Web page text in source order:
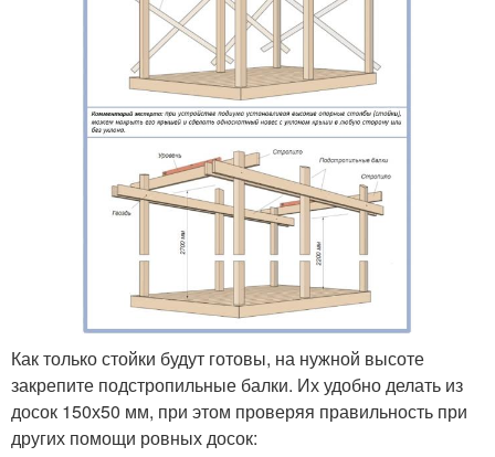
Как только стойки будут готовы, на нужной высоте
закрепите подстропильные балки. Их удобно делать из
досок 150х50 мм, при этом проверяя правильность при
других помощи ровных досок: